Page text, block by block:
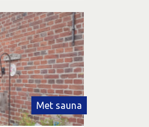
Met sauna